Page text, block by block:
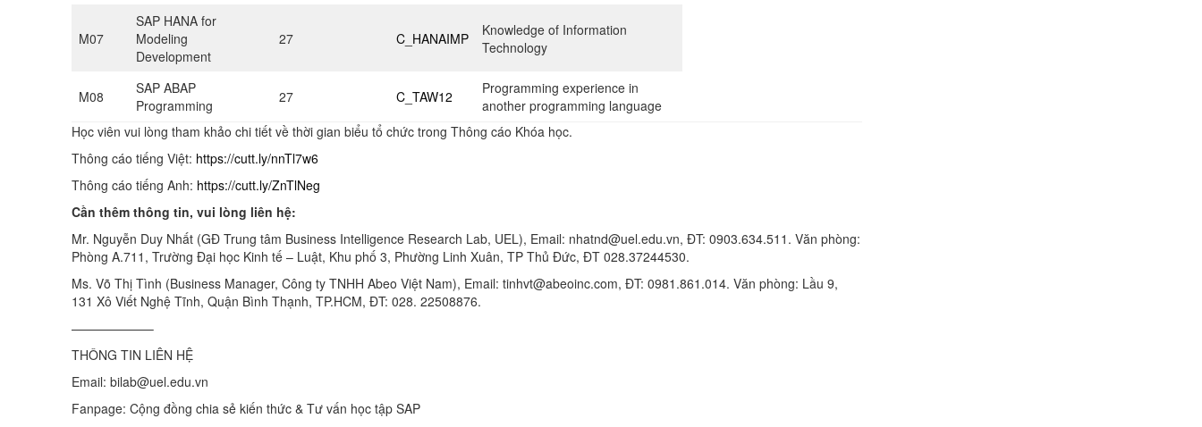
M07
SAP HANA for
Modeling
Development
27 C_HANAIMP
Knowledge of Information
Technology
M08
SAP ABAP
Programming
27 C_TAW12
Programming experience in
another programming language
Học viên vui lòng tham khảo chi tiết về thời gian biểu tổ chức trong Thông cáo Khóa học.
Thông cáo tiếng Việt: https://cutt.ly/nnTl7w6
Thông cáo tiếng Anh: https://cutt.ly/ZnTlNeg
Cần thêm thông tin, vui lòng liên hệ:
Mr. Nguyễn Duy Nhất (GĐ Trung tâm Business Intelligence Research Lab, UEL), Email: nhatnd@uel.edu.vn, ĐT: 0903.634.511. Văn phòng:
Phòng A.711, Trường Đại học Kinh tế – Luật, Khu phố 3, Phường Linh Xuân, TP Thủ Đức, ĐT 028.37244530.
Ms. Võ Thị Tình (Business Manager, Công ty TNHH Abeo Việt Nam), Email: tinhvt@abeoinc.com, ĐT: 0981.861.014. Văn phòng: Lầu 9,
131 Xô Viết Nghệ Tĩnh, Quận Bình Thạnh, TP.HCM, ĐT: 028. 22508876.
——————–
THÔNG TIN LIÊN HỆ
Email: bilab@uel.edu.vn
Fanpage: Cộng đồng chia sẻ kiến thức & Tư vấn học tập SAP